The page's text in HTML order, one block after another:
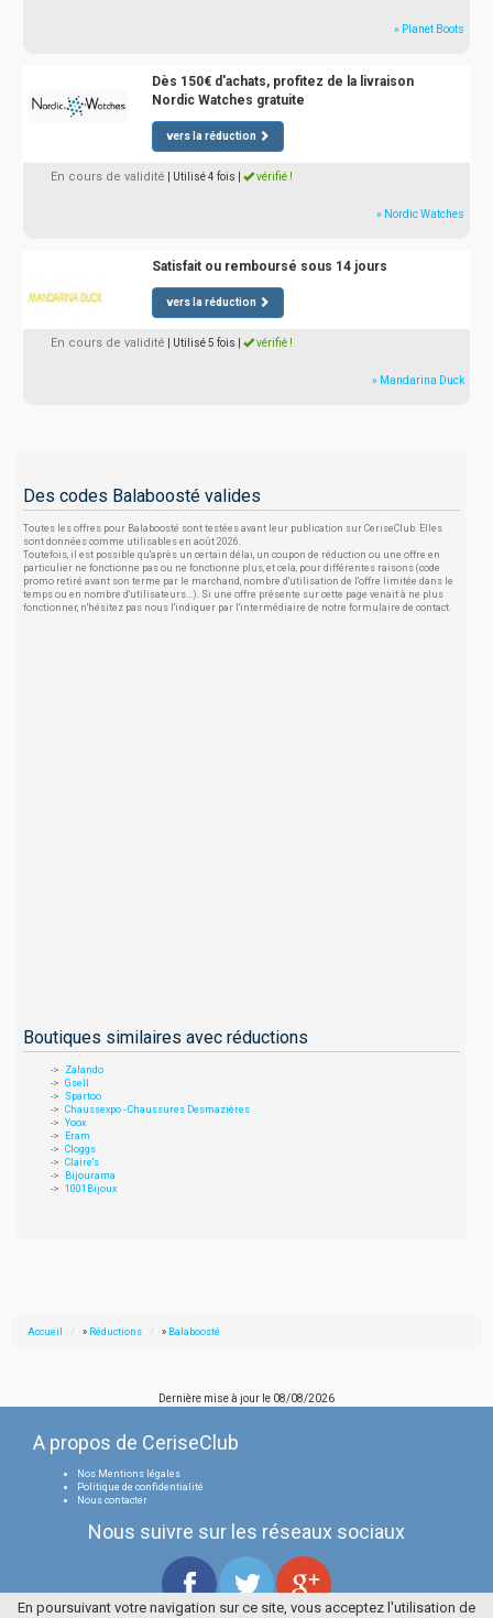
» Planet Boots
Dès 150€ d'achats, profitez de la livraison
Nordic Watches gratuite
vers la réduction
En cours de validité | Utilisé 4 fois vérifié !
» Nordic Watches
Satisfait ou remboursé sous 14 jours
vers la réduction
En cours de validité | Utilisé 5 fois vérifié !
» Mandarina Duck
Des codes Balaboosté valides
Toutes les offres pour Balaboosté sont testées avant leur publication sur CeriseClub. Elles
sont données comme utilisables en août 2026.
Toutefois, il est possible qu'après un certain délai, un coupon de réduction ou une offre en
particulier ne fonctionne pas ou ne fonctionne plus, et cela, pour différentes raisons (code
promo retiré avant son terme par le marchand, nombre d'utilisation de l'offre limitée dans le
temps ou en nombre d'utilisateurs...). Si une offre présente sur cette page venait à ne plus
fonctionner, n'hésitez pas nous l'indiquer par l'intermédiaire de notre formulaire de contact.
Boutiques similaires avec réductions
Zalando
Gsell
Spartoo
Chaussexpo - Chaussures Desmazières
Yoox
Eram
Cloggs
Claire's
Bijourama
1001Bijoux
Accueil » Réductions » Balaboosté
Dernière mise à jour le 08/08/2026
A propos de CeriseClub
Nos Mentions légales
Politique de confidentialité
Nous contacter
Nous suivre sur les réseaux sociaux
En poursuivant votre navigation sur ce site, vous acceptez l'utilisation de